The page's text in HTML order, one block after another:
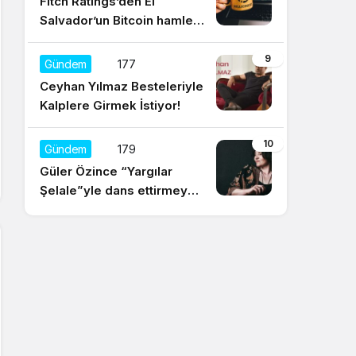
Salvador’un Bitcoin hamlesi
için olumsuz yorum
9
Gündem 177
Ceyhan Yılmaz Besteleriyle
Kalplere Girmek İstiyor!
10
Gündem 179
Güler Özince “Yargılar
Şelale”yle dans ettirmeye